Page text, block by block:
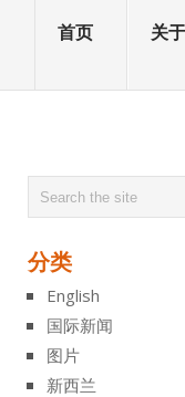
首页 关
分类
English
国际新闻
图片
新西兰